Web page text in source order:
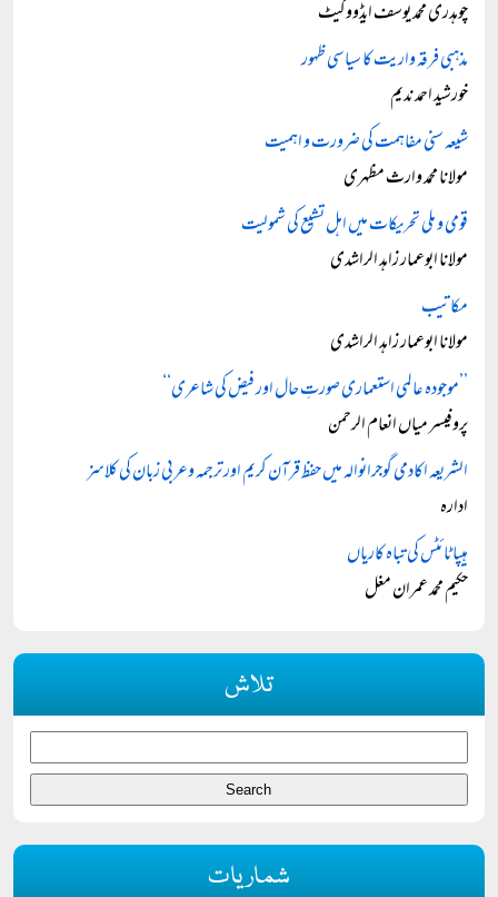
چوہدری محمد یوسف ایڈووکیٹ
مذہبی فرقہ واریت کا سیاسی ظہور
خورشید احمد ندیم
شیعہ سنی مفاہمت کی ضرورت و اہمیت
مولانا محمد وارث مظہری
قومی و ملی تحریکات میں اہل تشیع کی شمولیت
مولانا ابوعمار زاہد الراشدی
مکاتیب
مولانا ابوعمار زاہد الراشدی
’’موجودہ عالمی استعماری صورتِ حال اور فیض کی شاعری‘‘
پروفیسر میاں انعام الرحمن
الشریعہ اکادمی گوجرانوالہ میں حفظ قرآن کریم اور ترجمہ وعربی زبان کی کلاسز
ادارہ
ہیپا ٹائٹس کی تباہ کاریاں
حکیم محمد عمران مغل
تلاش
شماریات